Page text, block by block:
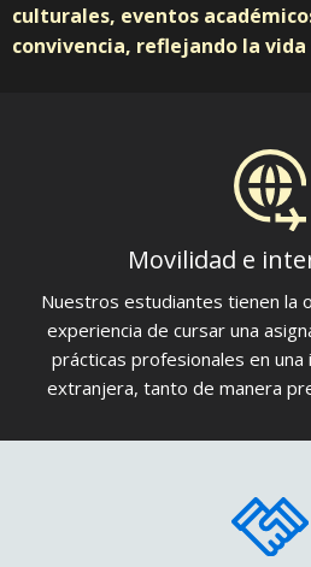
culturales, eventos
convivencia, reflejando la
Movilidad e
Nuestros estudiantes tienen la
experiencia de cursar una
prácticas profesionales en una
extranjera, tanto de manera